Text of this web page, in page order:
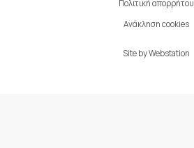
Πολιτική απορρήτου
Ανάκληση cookies
Site byWebstation